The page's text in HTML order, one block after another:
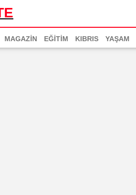
MAGAZİN EĞİTİM KIBRIS YAŞAM